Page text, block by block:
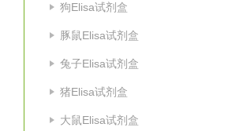
狗Elisa试剂盒
豚鼠Elisa试剂盒
兔子Elisa试剂盒
猪Elisa试剂盒
大鼠Elisa试剂盒